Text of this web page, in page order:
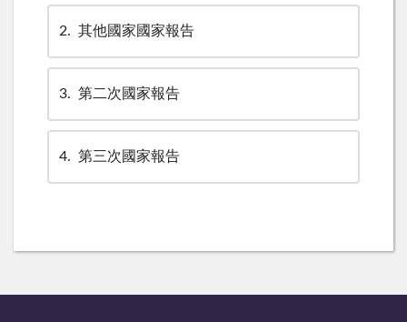
2 其他國家國家報告
3 第二次國家報告
4 第三次國家報告